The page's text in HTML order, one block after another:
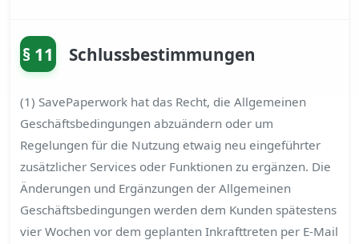
§ 11 Schlussbestimmungen
(1) SavePaperwork hat das Recht, die Allgemeinen
Geschäftsbedingungen abzuändern oder um
Regelungen für die Nutzung etwaig neu eingeführter
zusätzlicher Services oder Funktionen zu ergänzen. Die
Änderungen und Ergänzungen der Allgemeinen
Geschäftsbedingungen werden dem Kunden spätestens
vier Wochen vor dem geplanten Inkrafttreten per E-Mail